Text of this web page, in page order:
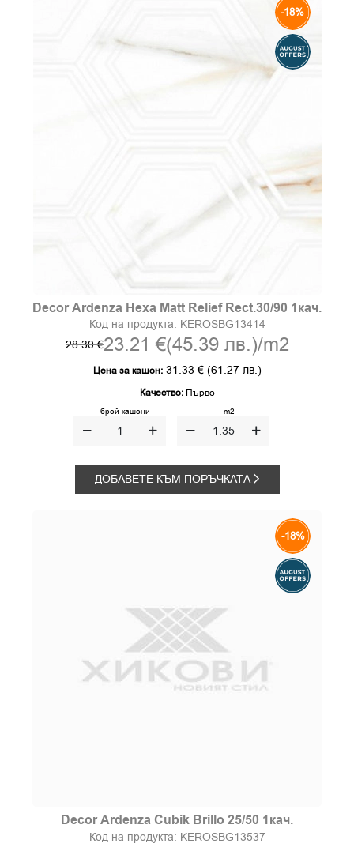
-18%
Decor Ardenza Hexa Matt Relief Rect.30/90 1кач.
Код на продукта: KEROSBG13414
28.30 €23.21 €(45.39 лв.)/m2
Цена за кашон: 31.33 € (61.27 лв.)
Качество:Първо
брой кашони m2
ДОБАВЕТЕ КЪМ ПОРЪЧКАТА
-18%
Decor Ardenza Cubik Brillo 25/50 1кач.
Код на продукта: KEROSBG13537